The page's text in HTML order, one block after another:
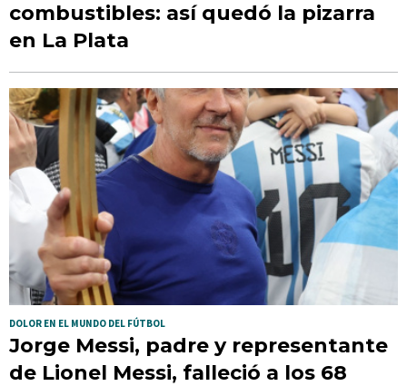
combustibles: así quedó la pizarra
en La Plata
DOLOR EN EL MUNDO DEL FÚTBOL
Jorge Messi, padre y representante
de Lionel Messi, falleció a los 68